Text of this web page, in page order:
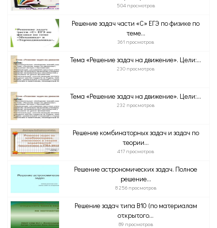
504 просмотров
Решение задач части «С» ЕГЭ по физике по
теме...
361 просмотров
Тема «Решение задач на движение». Цели:...
230 просмотров
Тема «Решение задач на движение». Цели:...
232 просмотров
Решение комбинаторных задач и задач по
теории...
417 просмотров
Решение астрономических задач. Полное
решение...
8 256 просмотров
Решение задач типа В10 (по материалам
открытого...
89 просмотров